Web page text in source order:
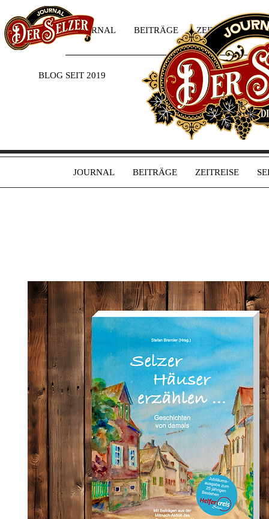
JOURNAL BEITRÄGE ZEITREISE
JOURNAL BEITRÄGE ZEITREISE
BLOG SEIT 2019